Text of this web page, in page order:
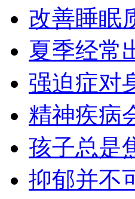
改善睡眠
夏季经常
强迫症对
精神疾病
孩子总是
抑郁并不